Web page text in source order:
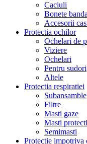
Caciuli
Bonete
Accesorii
Protectia ochilor
Ochelari de
Viziere
Ochelari
Pentru sudori
Altele
Protectia respiratiei
Subansamble
Filtre
Masti gaze
Masti
Semimasti
Protectie impotriva